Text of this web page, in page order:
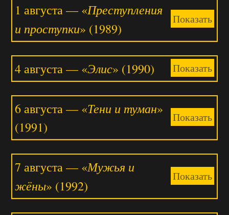
1 августа — «Преступления
и проступки» (1989)
Показать
4 августа — «Элис» (1990) Показать
6 августа — «Тени и туман»
(1991)
Показать
7 августа — «Мужья и
жёны» (1992)
Показать